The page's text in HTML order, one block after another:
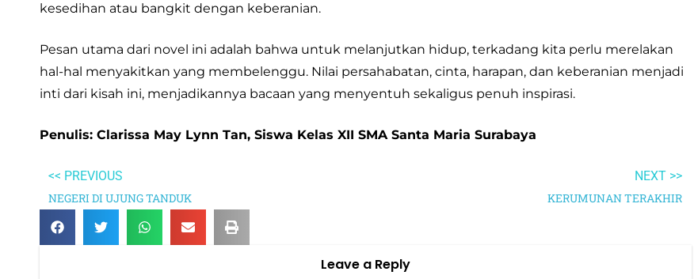
kesedihan atau bangkit dengan keberanian.
Pesan utama dari novel ini adalah bahwa untuk melanjutkan hidup, terkadang kita perlu merelakan
hal-hal menyakitkan yang membelenggu. Nilai persahabatan, cinta, harapan, dan keberanian menjadi
inti dari kisah ini, menjadikannya bacaan yang menyentuh sekaligus penuh inspirasi.
Penulis: Clarissa May Lynn Tan, Siswa Kelas XII SMA Santa Maria Surabaya
<< PREVIOUS
NEGERI DI UJUNG TANDUK
NEXT >>
KERUMUNAN TERAKHIR
Leave a Reply